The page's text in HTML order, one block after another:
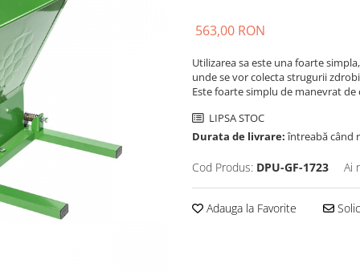
563,00 RON
Utilizarea sa este una foarte
unde se vor colecta strugurii
Este foarte simplu de manevrat
LIPSA STOC
Durata de livrare:întreabă când
Cod Produs: DPU-GF-1723 Ai
Adauga la Favorite